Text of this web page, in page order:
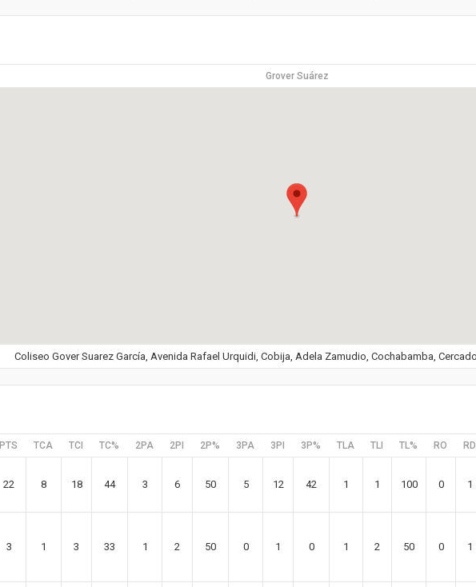
Grover Suárez
Coliseo Gover Suarez García, Avenida Rafael Urquidi, Cobija, Adela Zamudio, Cochabamba,
PTS TCA TCI TC% 2PA 2PI 2P% 3PA 3PI 3P% TLA TLI TL% RO RD
22 8 18 44 3 6 50 5 12 42 1 1 100 0 1
3 1 3 33 1 2 50 0 1 0 1 2 50 0 1